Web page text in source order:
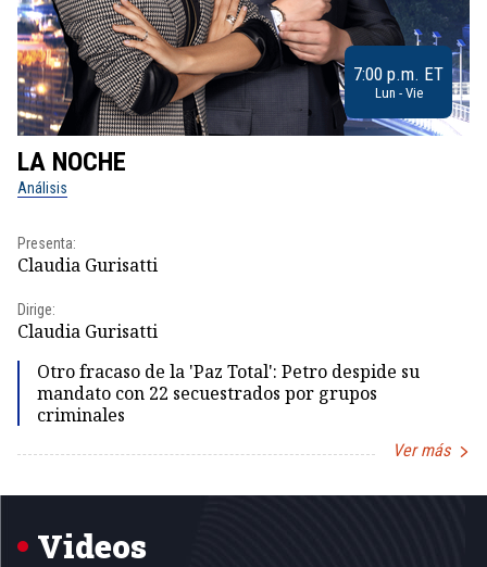
7:00 p.m. ET
Lun - Vie
LA NOCHE
Análisis
Presenta:
Claudia Gurisatti
Dirige:
Claudia Gurisatti
Otro fracaso de la 'Paz Total': Petro despide su
mandato con 22 secuestrados por grupos
criminales
Ver más
1
Videos